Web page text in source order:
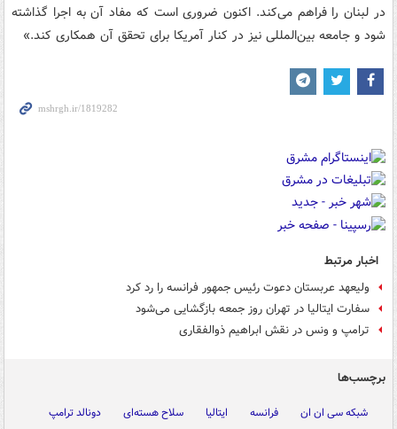
در لبنان را فراهم می‌کند. اکنون ضروری است که مفاد آن به اجرا گذاشته
شود و جامعه بین‌المللی نیز در کنار آمریکا برای تحقق آن همکاری کند.»
اخبار مرتبط
ولیعهد عربستان دعوت رئیس جمهور فرانسه را رد کرد
سفارت ایتالیا در تهران روز جمعه بازگشایی می‌شود
ترامپ و ونس در نقش ابراهیم ذوالفقاری
برچسب‌ها
شبکه سی ان ان فرانسه ایتالیا سلاح هسته‌ای
دونالد ترامپ